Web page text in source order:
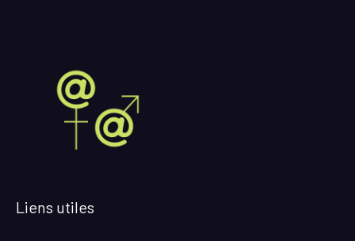
Liens utiles